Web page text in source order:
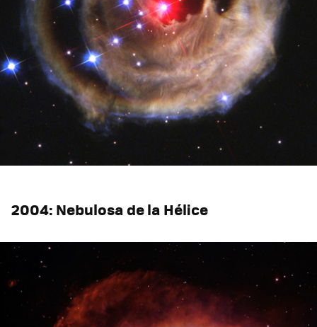
2004: Nebulosa de la Hélice